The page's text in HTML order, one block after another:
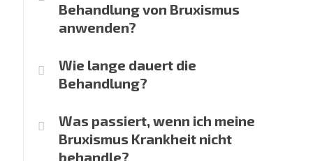
Behandlung von Bruxismus
anwenden?
Wie lange dauert die
Behandlung?
Was passiert, wenn ich meine
Bruxismus Krankheit nicht
behandle?